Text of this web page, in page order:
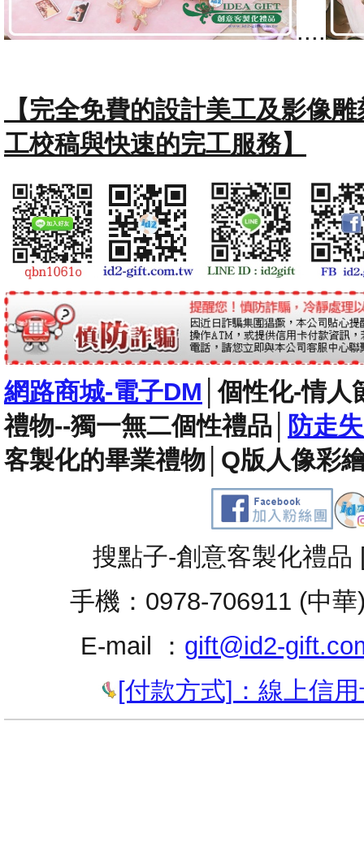
....
【完全免費的設計美工及影像
工校稿與快速的完工服務】
網路商城-電子DM │個性化-情人
禮物--獨一無二個性禮品
防走
客製化的畢業禮物 Q版人像彩
搜點子-創意客製化禮
手機：0978-706911 (中
E-mail ： gift@id2-
[付款方式]：線上信